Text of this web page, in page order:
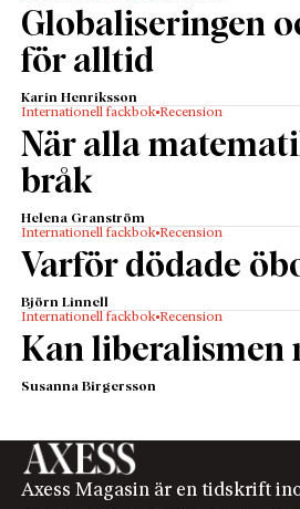
Globaliseringen
för alltid
Karin Henriksson
Internationell fackbok Recension
När alla
bråk
Helena Granström
Internationell fackbok Recension
Varför dödade
Björn Linnell
Internationell fackbok Recension
Kan liberalismen
Susanna Birgersson
Axess Magasin är en tidskrift